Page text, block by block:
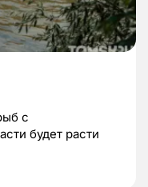
с
будет расти